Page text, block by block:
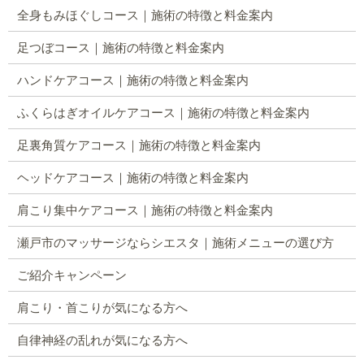
全身もみほぐしコース｜施術の特徴と料金案内
足つぼコース｜施術の特徴と料金案内
ハンドケアコース｜施術の特徴と料金案内
ふくらはぎオイルケアコース｜施術の特徴と料金案内
足裏角質ケアコース｜施術の特徴と料金案内
ヘッドケアコース｜施術の特徴と料金案内
肩こり集中ケアコース｜施術の特徴と料金案内
瀬戸市のマッサージならシエスタ｜施術メニューの選び方
ご紹介キャンペーン
肩こり・首こりが気になる方へ
自律神経の乱れが気になる方へ